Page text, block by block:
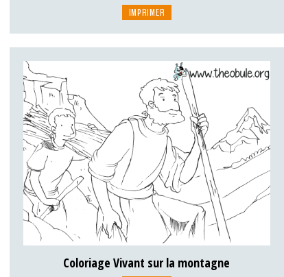
IMPRIMER
Coloriage Vivant sur la montagne